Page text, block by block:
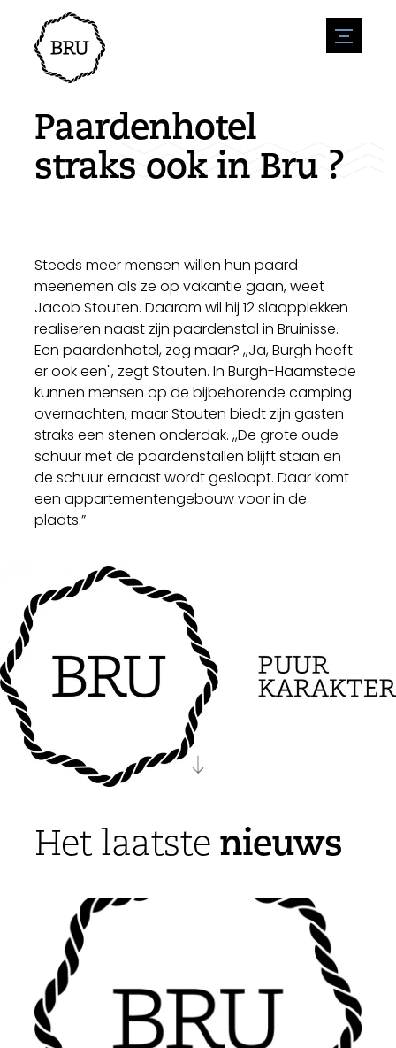
menu
Agenda
Evenement aanmelden
Overnachting
Winkels
Natuur en water
Bereikbaarheid
Parkeren
Bedrijven
Biz Bruinisse
Stuur een nieuwsbericht in
Paardenhotel
straks ook in Bru ?
Steeds meer mensen willen hun paard
meenemen als ze op vakantie gaan, weet
Jacob Stouten. Daarom wil hij 12 slaapplekken
realiseren naast zijn paardenstal in Bruinisse.
Een paardenhotel, zeg maar? ,,Ja, Burgh heeft
er ook een", zegt Stouten. In Burgh-Haamstede
kunnen mensen op de bijbehorende camping
overnachten, maar Stouten biedt zijn gasten
straks een stenen onderdak. ,,De grote oude
schuur met de paardenstallen blijft staan en
de schuur ernaast wordt gesloopt. Daar komt
een appartementengebouw voor in de
plaats.”
Het laatste nieuws